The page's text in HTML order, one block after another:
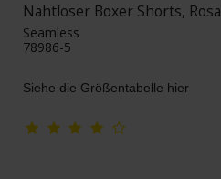
Nahtloser Boxer Shorts, Rosa
Seamless
78986-5
Siehe die Größentabelle hier